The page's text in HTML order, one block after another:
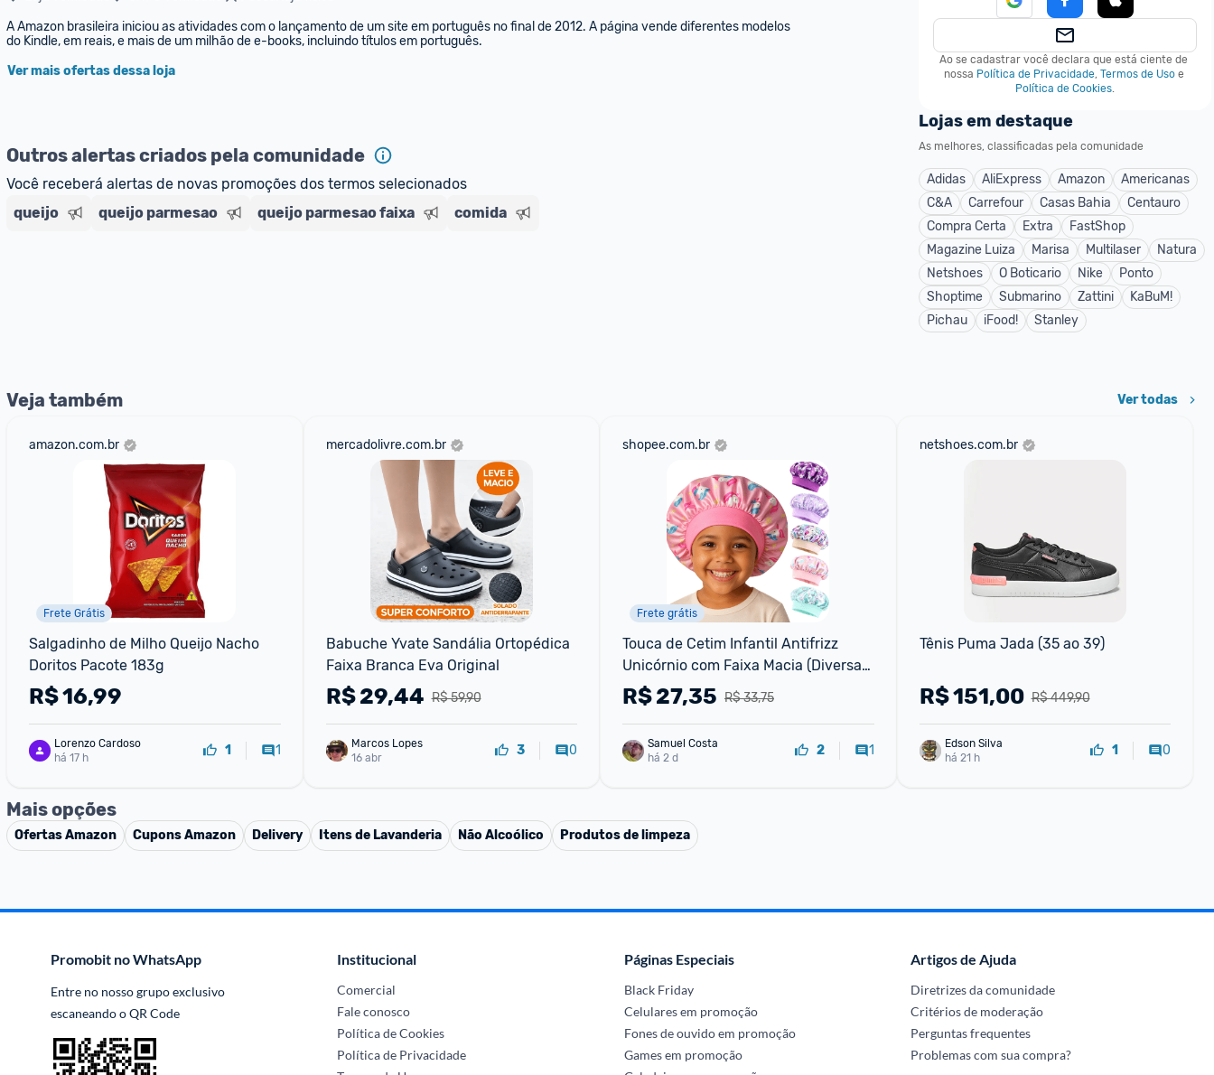
A Amazon brasileira iniciou as atividades com o lançamento de um site em português no final de 2012. A página vende diferentes modelos
do Kindle, em reais, e mais de um milhão de e-books, incluindo títulos em português.
Ver mais ofertas dessa loja
Outros alertas criados pela comunidade
Você receberá alertas de novas promoções dos termos selecionados
queijo
queijo parmesao queijo parmesao faixa comida
Ao se cadastrar você declara que está ciente de
nossa Política de Privacidade, Termos de Uso e
Política de Cookies.
Lojas em destaque
As melhores, classificadas pela comunidade
Adidas AliExpress Amazon
Americanas
C&A
Carrefour Casas Bahia
Centauro
Compra Certa
Extra
FastShop
Magazine Luiza
Marisa Multilaser
Natura
Netshoes
O Boticario Nike
Ponto
Shoptime
Submarino Zattini
KaBuM!
Pichau
iFood! Stanley
Veja também Ver todas
amazon.com.br
Frete Grátis
Salgadinho de Milho Queijo Nacho
Doritos Pacote 183g
R$16,99
Lorenzo Cardoso
há 17 h
1 1
mercadolivre.com.br
Babuche Yvate Sandália Ortopédica
Faixa Branca Eva Original
R$ 59,90
R$29,44
Marcos Lopes
16 abr
3 0
shopee.com.br
Frete grátis
Touca de Cetim Infantil Antifrizz
Unicórnio com Faixa Macia (Diversas
cores)
R$ 33,75
R$27,35
Samuel Costa
há 2 d
2 1
netshoes.com.br
Tênis Puma Jada (35 ao 39)
R$ 449,90
R$151,00
Edson Silva
há 21 h
1 0
Mais opções
OfertasAmazon CuponsAmazon Delivery Itens de Lavanderia Não Alcoólico Produtos de limpeza
Promobit no WhatsApp
Entre no nosso grupo exclusivo
escaneando o QR Code
Institucional
Comercial
Fale conosco
Política de Cookies
Política de Privacidade
Páginas Especiais
Black Friday
Celulares em promoção
Fones de ouvido em promoção
Games em promoção
Artigos de Ajuda
Diretrizes da comunidade
Critérios de moderação
Perguntas frequentes
Problemas com sua compra?